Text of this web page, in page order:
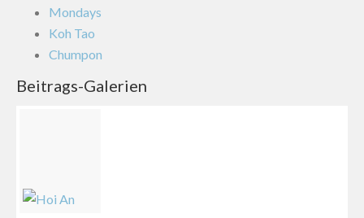
Mondays
Koh Tao
Chumpon
Beitrags-Galerien